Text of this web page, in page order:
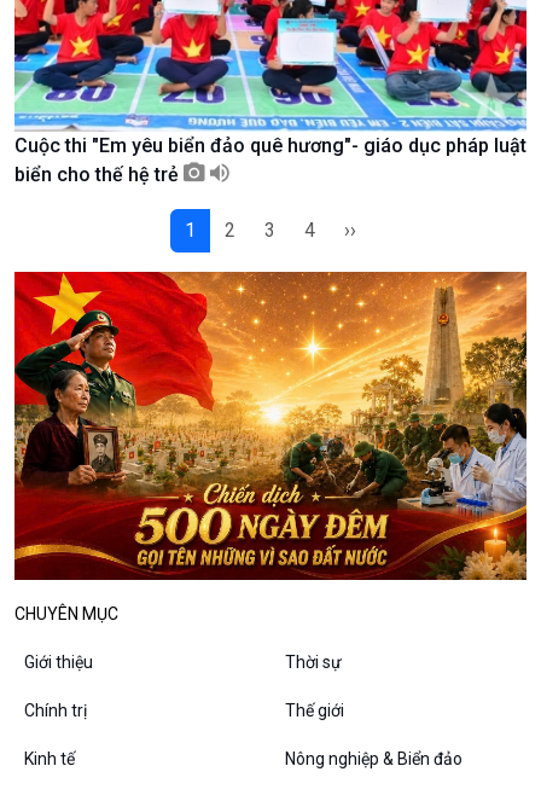
Podcast
Góc nhìn VOV1
Câu chuyện thời sự
Đối thoại
Diễn đàn chủ nhật
Chuyện đêm
Cuộc thi "Em yêu biển đảo quê hương"- giáo dục pháp luật
biển cho thế hệ trẻ
1 2 3 4 ››
CHUYÊN MỤC
Giới thiệu Thời sự
Chính trị Thế giới
Kinh tế Nông nghiệp & Biển đảo